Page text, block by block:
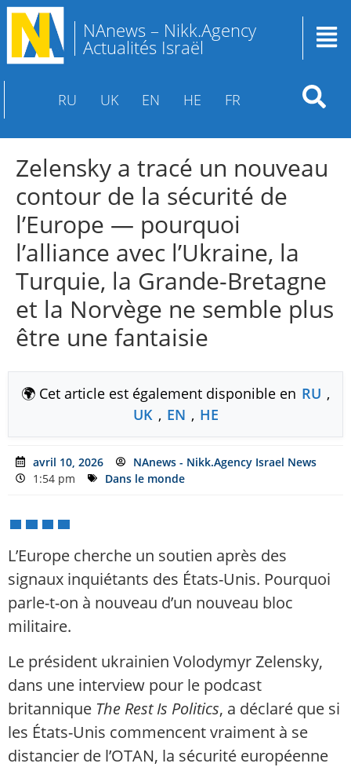
NAnews – Nikk.Agency
Actualités Israël
RU UK EN HE FR
Zelensky a tracé un nouveau
contour de la sécurité de
l’Europe — pourquoi
l’alliance avec l’Ukraine, la
Turquie, la Grande-Bretagne
et la Norvège ne semble plus
être une fantaisie
🌍 Cet article est également disponible en RU ,
UK , EN , HE
avril 10, 2026
NAnews - Nikk.Agency Israel News
1:54 pm
Dans le monde
L’Europe cherche un soutien après des
signaux inquiétants des États-Unis. Pourquoi
parle-t-on à nouveau d’un nouveau bloc
militaire.
Le président ukrainien Volodymyr Zelensky,
dans une interview pour le podcast
britannique The Rest Is Politics, a déclaré que si
les États-Unis commencent vraiment à se
distancier de l’OTAN, la sécurité européenne